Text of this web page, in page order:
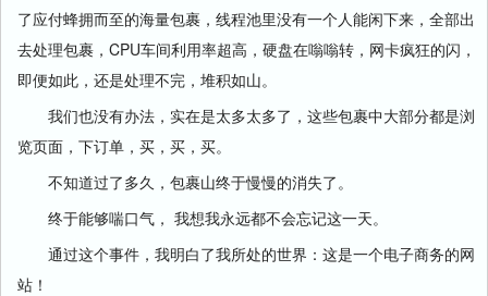
了应付蜂拥而至的海量包裹，线程池里没有一个人能闲下来，全部出
去处理包裹，CPU车间利用率超高，硬盘在嗡嗡转，网卡疯狂的闪，
即便如此，还是处理不完，堆积如山。
我们也没有办法，实在是太多太多了，这些包裹中大部分都是浏
览页面，下订单，买，买，买。
不知道过了多久，包裹山终于慢慢的消失了。
终于能够喘口气， 我想我永远都不会忘记这一天。
通过这个事件，我明白了我所处的世界：这是一个电子商务的网
站！